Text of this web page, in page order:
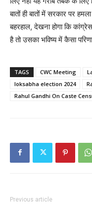
बातों ही बातों में सरकार पर
बहरहाल, देखना होगा कि
है तो उसका भविष्य में कैसा
TAGS CWC Meeting
loksabha election 2024
Rahul Gandhi On Caste
Previous article